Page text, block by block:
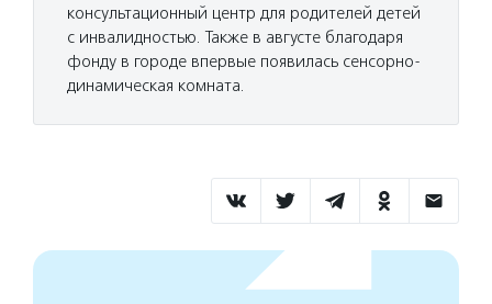
консультационный центр для родителей детей
с инвалидностью. Также в августе благодаря
фонду в городе впервые появилась сенсорно-
динамическая комната.